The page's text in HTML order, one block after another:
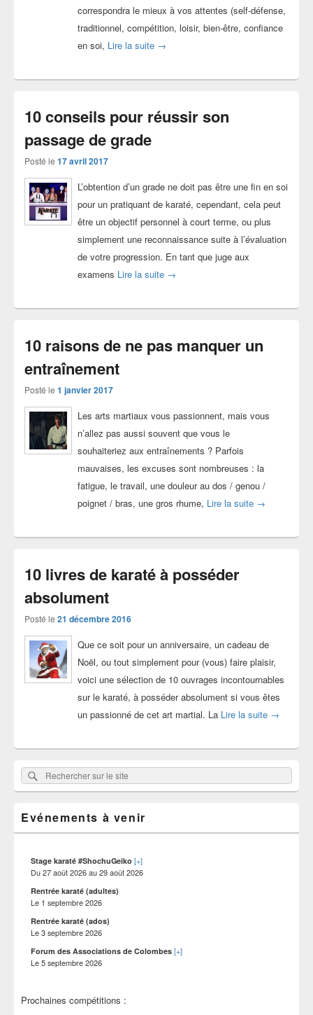
correspondra le mieux à vos attentes (self-défense,
traditionnel, compétition, loisir, bien-être, confiance
en soi, Lire la suite 10 critères pour choisir son club de
→
10 conseils pour réussir son
passage de grade
Posté le 17 avril 2017
L’obtention d’un grade ne doit pas être une fin en soi
pour un pratiquant de karaté, cependant, cela peut
être un objectif personnel à court terme, ou plus
simplement une reconnaissance suite à l’évaluation
de votre progression. En tant que juge aux
examens Lire la suite 10 conseils pour réussir son
→
10 raisons de ne pas manquer un
entraînement
Posté le 1 janvier 2017
Les arts martiaux vous passionnent, mais vous
n’allez pas aussi souvent que vous le
souhaiteriez aux entraînements ? Parfois
mauvaises, les excuses sont nombreuses : la
fatigue, le travail, une douleur au dos / genou /
poignet / bras, une gros rhume, Lire la suite 10 raisons
→
10 livres de karaté à posséder
absolument
Posté le 21 décembre 2016
Que ce soit pour un anniversaire, un cadeau de
Noël, ou tout simplement pour (vous) faire plaisir,
voici une sélection de 10 ouvrages incontournables
sur le karaté, à posséder absolument si vous êtes
un passionné de cet art martial. La Lire la suite 10 livres
→
Zone
principale
de
pour
Rechercher :
Rechercher
sur
site
Evénements à venir
Stage karaté #ShochuGeiko [+]
Du27 août 2026au29 août 2026
Rentrée karaté (adultes)
Le 1 septembre 2026
Rentrée karaté (ados)
Le3 septembre 2026
Forum des Associations de Colombes [+]
Le5 septembre 2026
Prochaines compétitions :